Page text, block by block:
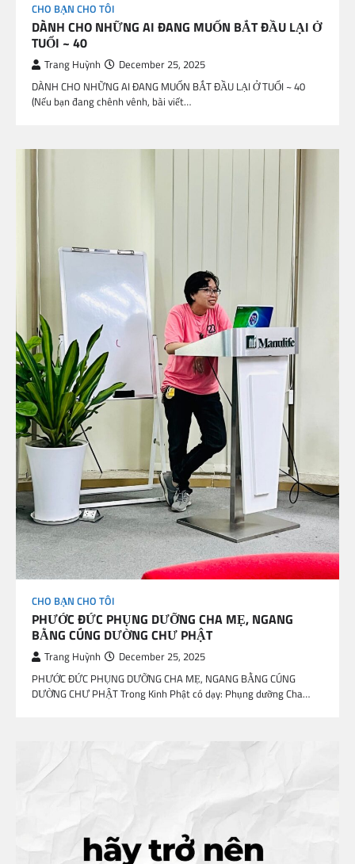
CHO BẠN CHO TÔI
DÀNH CHO NHỮNG AI ĐANG MUỐN BẮT ĐẦU LẠI Ở
TUỔI ~ 40
Trang Huỳnh December 25, 2025
DÀNH CHO NHỮNG AI ĐANG MUỐN BẮT ĐẦU LẠI Ở TUỔI ~ 40
(Nếu bạn đang chênh vênh, bài viết…
CHO BẠN CHO TÔI
PHƯỚC ĐỨC PHỤNG DƯỠNG CHA MẸ, NGANG
BẰNG CÚNG DƯỜNG CHƯ PHẬT
Trang Huỳnh December 25, 2025
PHƯỚC ĐỨC PHỤNG DƯỠNG CHA MẸ, NGANG BẰNG CÚNG
DƯỜNG CHƯ PHẬT Trong Kinh Phật có dạy: Phụng dưỡng Cha…